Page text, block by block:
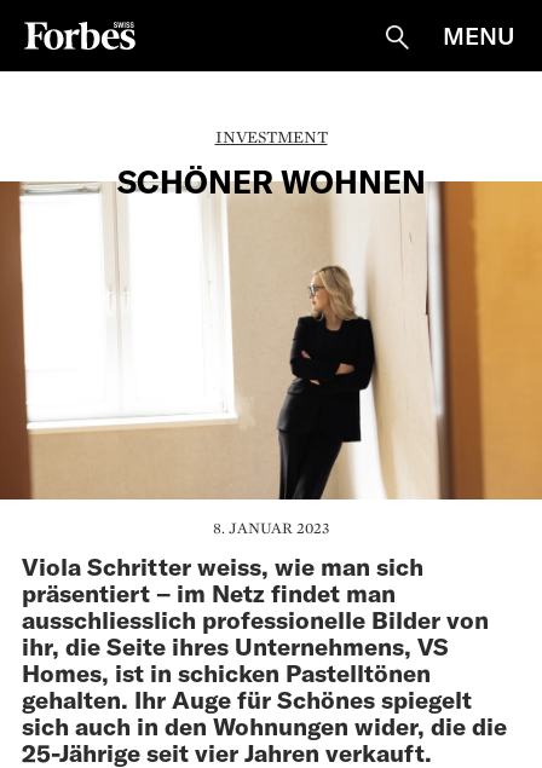
Suche
MENU
INVESTMENT
SCHÖNER WOHNEN
8. JANUAR 2023
Viola Schritter weiss, wie man sich
präsentiert – im Netz findet man
ausschliesslich professionelle Bilder von
ihr, die Seite ihres Unternehmens, VS
Homes, ist in schicken Pastelltönen
gehalten. Ihr Auge für Schönes spiegelt
sich auch in den Wohnungen wider, die die
25-Jährige seit vier Jahren verkauft.